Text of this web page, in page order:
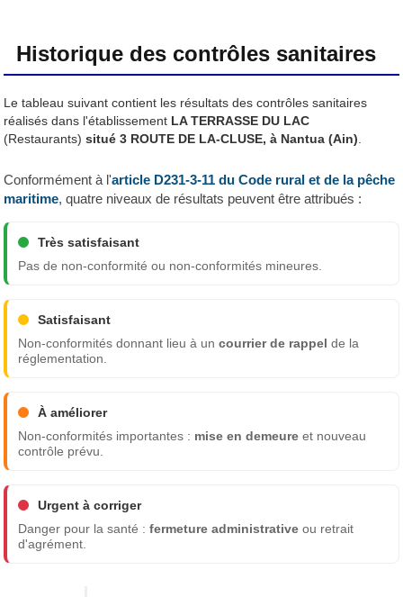
Historique des contrôles sanitaires
Le tableau suivant contient les résultats des contrôles sanitaires
réalisés dans l'établissement LA TERRASSE DU LAC
(Restaurants) situé 3 ROUTE DE LA-CLUSE, à Nantua (Ain)
Conformément à l'article D231-3-11 du Code rural et de la pêche
maritime, quatre niveaux de résultats peuvent être attribués :
Très satisfaisant
Pas de non-conformité ou non-conformités mineures.
Satisfaisant
Non-conformités donnant lieu à uncourrier de rappel de la
réglementation.
À améliorer
Non-conformités importantes : mise en demeure et nouveau
contrôle prévu.
Urgent à corriger
Danger pour la santé :fermeture administrative ou retrait
d'agrément.